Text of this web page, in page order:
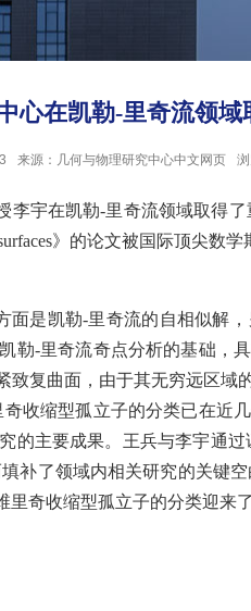
心在凯勒-里奇流领域
来源：几何与物理研究中心中文网页
李宇在凯勒-里奇流领域取得
》的论文被国际顶尖数学
面是凯勒-里奇流的自相似解
勒-里奇流奇点分析的基础，
致复曲面，由于其无穷远区域
奇收缩型孤立子的分类已在近
的主要成果。 王兵与李宇通过
补了领域内相关研究的关键
奇收缩型孤立子的分类迎来了